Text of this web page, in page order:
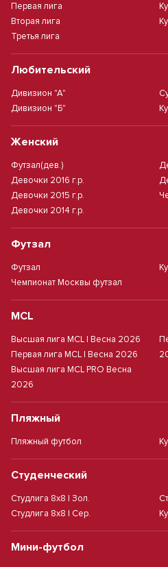
Первая лига
Вторая лига
Третья лига
Любительский
Дивизион "А"
Дивизион "Б"
Женский
Футзал(дев.)
Девочки 2016 г.р.
Девочки 2015 г.р.
Девочки 2014 г.р.
Футзал
Футзал
Чемпионат Москвы футзал
MCL
Высшая лига MCL | Весна 2026
Первая лига MCL | Весна 2026
Высшая лига MCL PRO Весна
2026
Пляжный
Пляжный футбол
Студенческий
Студлига 8х8 | Зол.
Студлига 8х8 | Сер.
Мини-футбол